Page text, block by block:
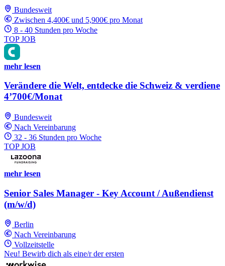
Bundesweit
Zwischen 4,400€ und 5,900€ pro Monat
8 - 40 Stunden pro Woche
TOP JOB
mehr lesen
Verändere die Welt, entdecke die Schweiz & verdiene
4’700€/Monat
Bundesweit
Nach Vereinbarung
32 - 36 Stunden pro Woche
TOP JOB
mehr lesen
Senior Sales Manager - Key Account / Außendienst
(m/w/d)
Berlin
Nach Vereinbarung
Vollzeitstelle
Neu! Bewirb dich als eine/r der ersten